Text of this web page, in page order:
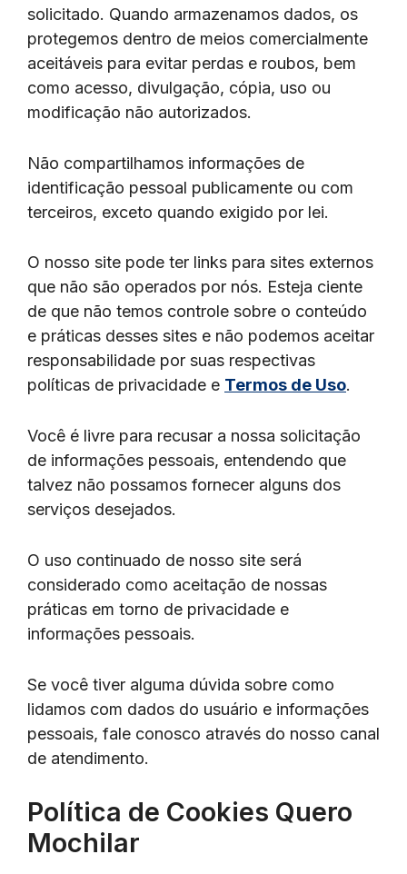
solicitado. Quando armazenamos dados, os
protegemos dentro de meios comercialmente
aceitáveis ​​para evitar perdas e roubos, bem
como acesso, divulgação, cópia, uso ou
modificação não autorizados.
Não compartilhamos informações de
identificação pessoal publicamente ou com
terceiros, exceto quando exigido por lei.
O nosso site pode ter links para sites externos
que não são operados por nós. Esteja ciente
de que não temos controle sobre o conteúdo
e práticas desses sites e não podemos aceitar
responsabilidade por suas respectivas
políticas de privacidade e Termos de Uso.
Você é livre para recusar a nossa solicitação
de informações pessoais, entendendo que
talvez não possamos fornecer alguns dos
serviços desejados.
O uso continuado de nosso site será
considerado como aceitação de nossas
práticas em torno de privacidade e
informações pessoais.
Se você tiver alguma dúvida sobre como
lidamos com dados do usuário e informações
pessoais, fale conosco através do nosso canal
de atendimento.
Política de Cookies Quero
Mochilar